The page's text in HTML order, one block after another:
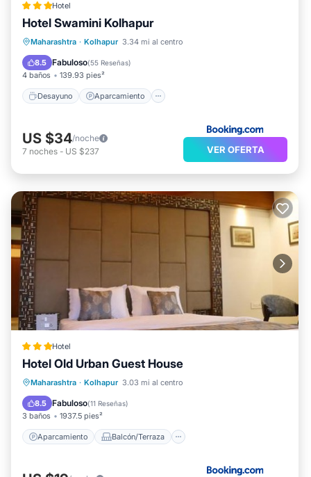
Hotel
Hotel Swamini Kolhapur
Maharashtra · Kolhapur 3.34 mi al centro
8.5 Fabuloso(55 Reseñas)
4 baños 139.93 pies²
Desayuno Aparcamiento
Desayuno
Aparcamiento
Balcón/Terraza
US $34/noche
7 noches - US $237 VER OFERTA
Hotel
Hotel Old Urban Guest House
Maharashtra · Kolhapur 3.03 mi al centro
8.5 Fabuloso(11 Reseñas)
3 baños 1937.5 pies²
Aparcamiento Balcón/Terraza
Aparcamiento
Balcón/Terraza
Aire acondicionado